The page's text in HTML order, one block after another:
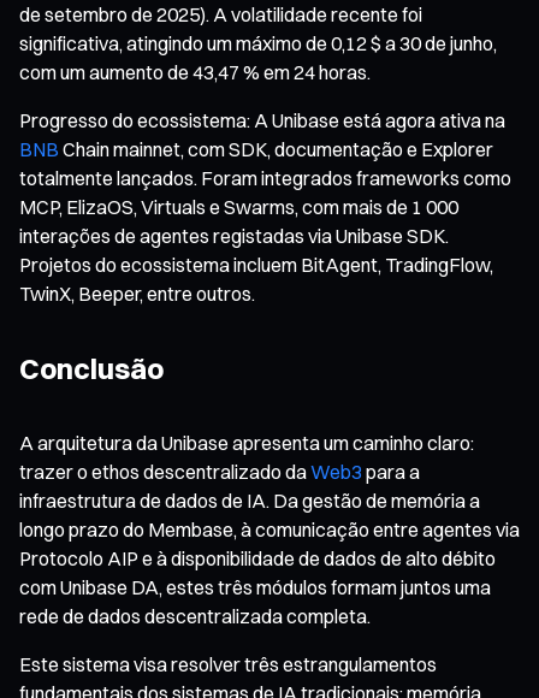
de setembro de 2025). A volatilidade recente foi
significativa, atingindo um máximo de 0,12 $ a 30 de junho,
com um aumento de 43,47 % em 24 horas.
Progresso do ecossistema: A Unibase está agora ativa na
BNB Chain mainnet, com SDK, documentação e Explorer
totalmente lançados. Foram integrados frameworks como
MCP, ElizaOS, Virtuals e Swarms, com mais de 1 000
interações de agentes registadas via Unibase SDK.
Projetos do ecossistema incluem BitAgent, TradingFlow,
TwinX, Beeper, entre outros.
Conclusão
A arquitetura da Unibase apresenta um caminho claro:
trazer o ethos descentralizado daWeb3 para a
infraestrutura de dados de IA. Da gestão de memória a
longo prazo do Membase, à comunicação entre agentes via
Protocolo AIP e à disponibilidade de dados de alto débito
com Unibase DA, estes três módulos formam juntos uma
rede de dados descentralizada completa.
Este sistema visa resolver três estrangulamentos
fundamentais dos sistemas de IA tradicionais: memória